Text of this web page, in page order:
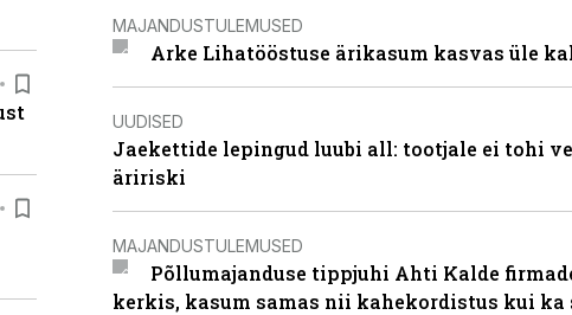
MAJANDUSTULEMUSED
Arke Lihatööstuse ärikasum kasvas üle
UUDISED
Jaekettide lepingud luubi all: tootjale ei tohi
äririski
MAJANDUSTULEMUSED
Põllumajanduse tippjuhi Ahti Kalde
kerkis, kasum samas nii kahekordistus kui ka